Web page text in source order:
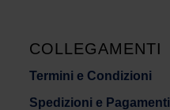
COLLEGAMENTI
Termini e Condizioni
Spedizioni e Pagamenti